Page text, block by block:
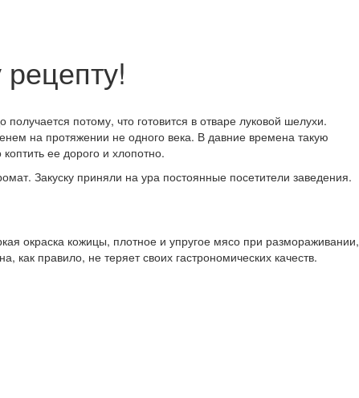
потому, что готовится в отваре луковой шелухи.
на протяжении не одного века. В давние времена такую
ее дорого и хлопотно.
Закуску приняли на ура постоянные посетители заведения.
окраска кожицы, плотное и упругое мясо при размораживании,
как правило, не теряет своих гастрономических качеств.